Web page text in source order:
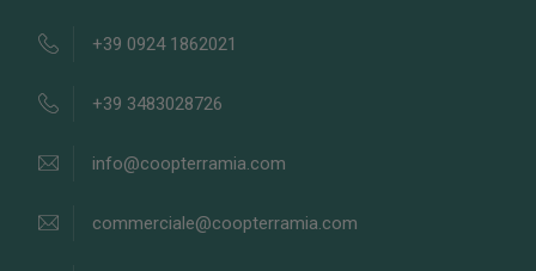
+39 0924 1862021
+39 3483028726
info@coopterramia.com
commerciale@coopterramia.com